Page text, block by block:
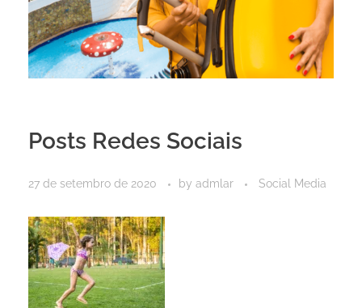
Posts Redes Sociais
27 de setembro de 2020 by admlar Social Media